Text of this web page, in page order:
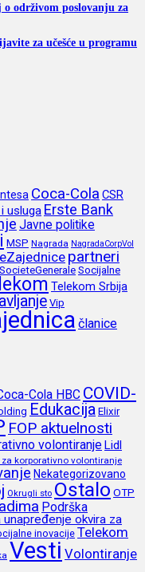
održivom poslovanju za
za učešće u programu
Coca-Cola CSR
usluga Erste Bank
Javne politike
MSP Nagrada NagradaCorpVol
partneri
SocieteGeneraleSocijalne
Telekom Srbija
Vip
članice
Cola HBC COVID-
Edukacija Elixir
FOP aktuelnosti
volontiranjeLidl
korporativno volontiranje
Nekategorizovano
Okrugli sto Ostalo OTP
Podrška
unapređenje okvira za
inovacije Telekom
Vesti Volontiranje